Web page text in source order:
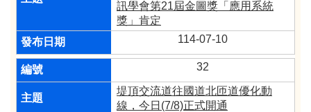
訊學會第21屆金圖獎「應用系統
獎」肯定
114-07-10
32
堤頂交流道往國道北匝道優化動
線，今日(7/8)正式開通